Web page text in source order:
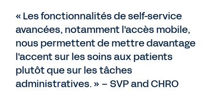
« Les fonctionnalités de self-service
avancées, notamment l'accès mobile,
nous permettent de mettre davantage
l'accent sur les soins aux patients
plutôt que sur les tâches
administratives. » – SVP and CHRO